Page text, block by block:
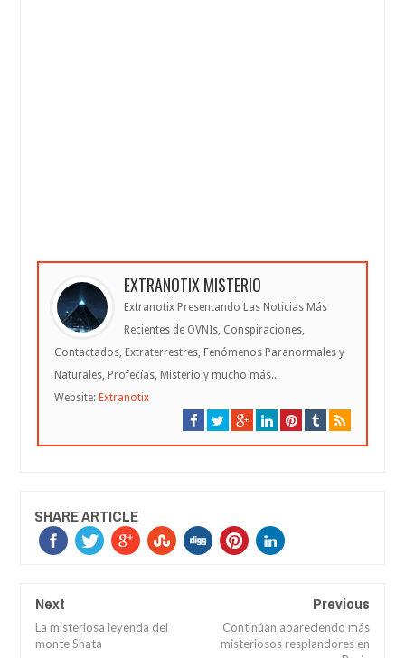
EXTRANOTIX MISTERIO
Extranotix Presentando Las Noticias Más
Recientes de OVNIs, Conspiraciones,
Contactados, Extraterrestres, Fenómenos Paranormales y
Naturales, Profecías, Misterio y mucho más...
Website: Extranotix
SHARE ARTICLE
Next
La misteriosa leyenda del
monte Shata
Previous
Continúan apareciendo más
misteriosos resplandores en